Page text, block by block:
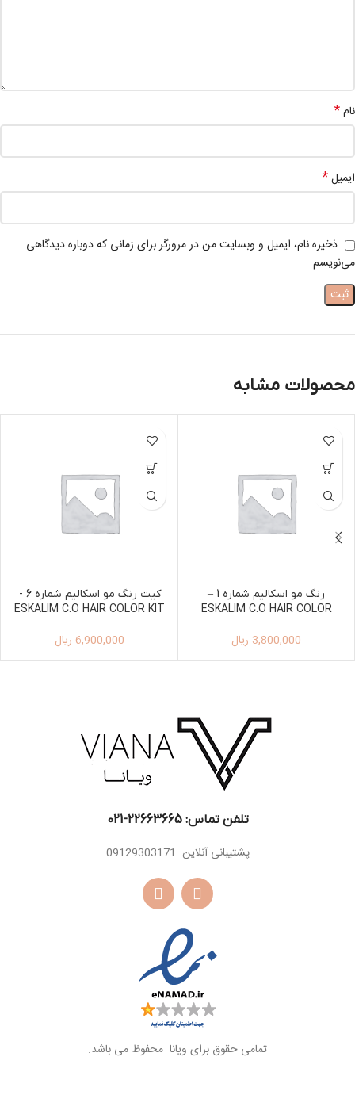
نام*
ایمیل*
ذخیره نام، ایمیل و وبسایت من در مرورگر برای زمانی که دوباره دیدگاهی
می‌نویسم.
محصولات مشابه
رنگ مو اسکالیم شماره 1 –
ESKALIM C.O HAIR COLOR
3,800,000 ریال
کیت رنگ مو اسکالیم شماره 6 -
ESKALIM C.O HAIR COLOR KIT
6,900,000 ریال
تلفن تماس: 22663665-021​
پشتیبانی آنلاین: 09129303171
تمامی حقوق برای ویانا محفوظ می باشد.